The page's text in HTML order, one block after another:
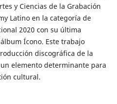
y Ciencias de la Grabación
Latino en la categoría de
2020 con su última
Ícono. Este trabajo
discográfica de la
elemento determinante para
cultural.